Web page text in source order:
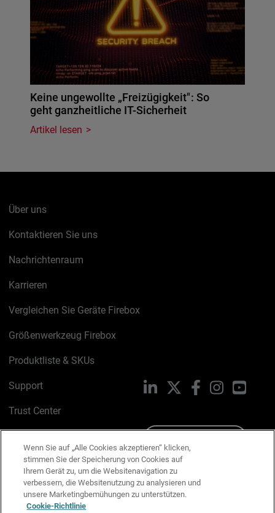
Keine ungewollte „Freizügigkeit": So
geht ganzheitliche IT-Sicherheit
Artikel lesen
Über uns
Kontaktieren Sie uns
Nachrichtenraum
Karrieren
Vergleichen Sie Geräte Firebox
Größenwerkzeug Firebox
Produktliste & SKUs
Support
Trust Center
Cookie-Richtlinie
Datenschutzrichtlinie
LinkedIn FacebookInstagram
Wenn Sie auf „Alle Cookies akzeptieren“ klicken,
stimmen Sie der Speicherung von Cookies auf
Ihrem Gerät zu, um die Websitenavigation zu
verbessern, die Websitenutzung zu analysieren und
unsere Marketingbemühungen zu unterstützen.
Cookie-Richtlinie